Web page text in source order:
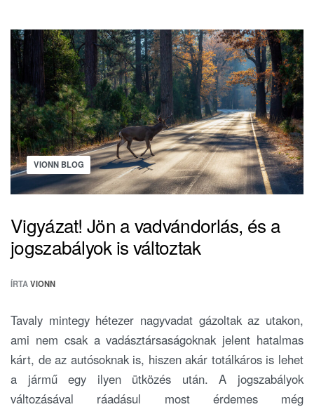
VIONN BLOG
Vigyázat! Jön a vadvándorlás, és a
jogszabályok is változtak
ÍRTAVIONN
Tavaly mintegy hétezer nagyvadat gázoltak az utakon,
ami nem csak a vadásztársaságoknak jelent hatalmas
kárt, de az autósoknak is, hiszen akár totálkáros is lehet
a jármű egy ilyen ütközés után. A jogszabályok
változásával ráadásul most érdemes még